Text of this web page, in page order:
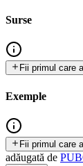
Surse
Fii primul care
Exemple
Fii primul care
adăugată de